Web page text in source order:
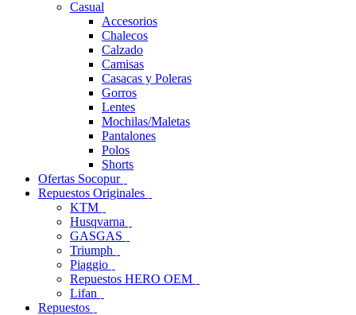
Casual
Accesorios
Chalecos
Calzado
Camisas
Casacas y Poleras
Gorros
Lentes
Mochilas/Maletas
Pantalones
Polos
Shorts
Ofertas Socopur
Repuestos Originales
KTM
Husqvarna
GASGAS
Triumph
Piaggio
Repuestos HERO OEM
Lifan
Repuestos